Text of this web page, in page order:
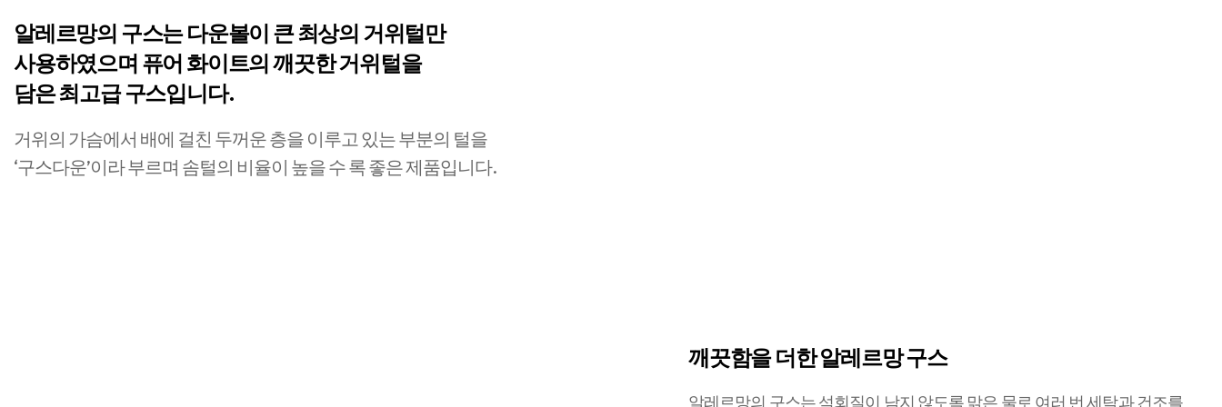
​알레르망의 구스는 다운볼이 큰 최상의 거위털만
사용하였으며 퓨어 화이트의 깨끗한 거위털을
담은 최고급 구스입니다.
거위의 가슴에서 배에 걸친 두꺼운 층을 이루고 있는 부분의 털을
‘구스다운’이라 부르며 솜털의 비율이 높을 수 록 좋은 제품입니다.
깨끗함을 더한 알레르망 구스​
알레르망의 구스는 석회질이 남지 않도록 맑은 물로 여러 번 세탁과 건조를